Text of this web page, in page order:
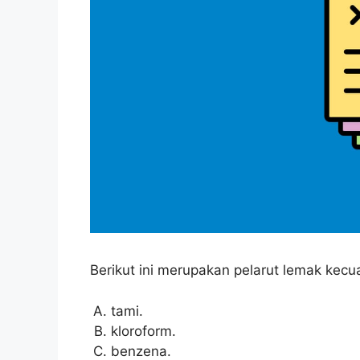
Berikut ini merupakan pelarut lemak
tami.
kloroform.
benzena.